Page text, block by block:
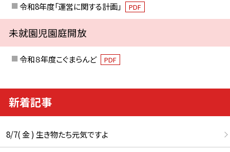
令和8年度「運営に関する計画」
PDF
未就園児園庭開放
令和８年度こぐまらんど PDF
新着記事
8/7( 金 ) 生き物たち元気ですよ